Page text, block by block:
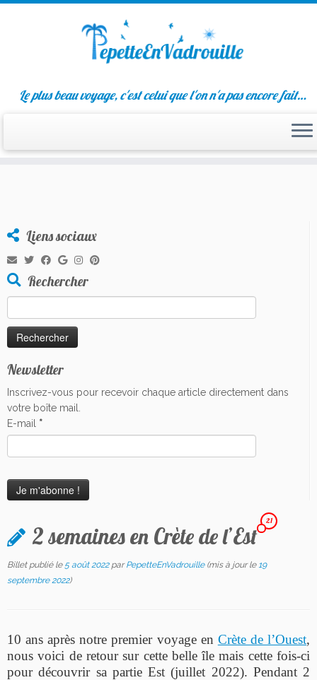
Le plus beau voyage, c'est celui que l'on n'a pas encore fait…
Liens sociaux
Rechercher
Newsletter
Inscrivez-vous pour recevoir chaque article directement dans
votre boîte mail.
E-mail *
2 semaines en Crète de l’Est
21
Billet publié le 5 août 2022 parPepetteEnVadrouille(mis à jour le 19
septembre 2022)
10 ans après notre premier voyage en Crète de l’Ouest,
nous voici de retour sur cette belle île mais cette fois-ci
pour découvrir sa partie Est (juillet 2022). Pendant 2